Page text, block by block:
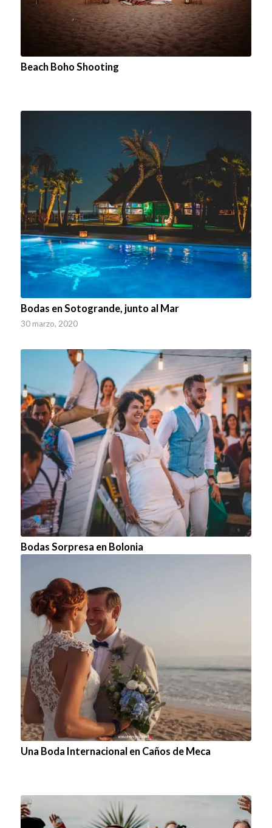
Beach Boho Shooting
Bodas en Sotogrande, junto al Mar
30 marzo, 2020
Bodas Sorpresa en Bolonia
Una Boda Internacional en Caños de Meca